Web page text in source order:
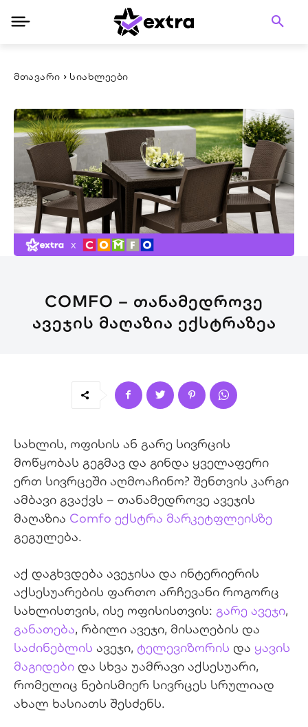
ᲛᲗᲐᲕᲐᲠᲘ ᲡᲘᲐᲮᲚᲔᲔᲑᲘ
COMFO – ᲗᲐᲜᲐᲛᲔᲓᲠᲝᲕᲔ
ᲐᲕᲔᲯᲘᲡ ᲛᲐᲦᲐᲖᲘᲐ ᲔᲥᲡᲢᲠᲐᲖᲔᲐ
სახლის, ოფისის ან გარე სივრცის
მოწყობას გეგმავ და გინდა ყველაფერი
ერთ სივრცეში აღმოაჩინო? შენთვის კარგი
ამბავი გვაქვს – თანამედროვე ავეჯის
მაღაზია Comfo ექსტრა მარკეტფლეისზე
გეგულება.
აქ დაგხვდება ავეჯისა და ინტერიერის
აქსესუარების ფართო არჩევანი როგორც
სახლისთვის, ისე ოფისისთვის: გარე ავეჯი,
განათება, რბილი ავეჯი, მისაღების და
საძინებლის ავეჯი, ტელევიზორის და ყავის
მაგიდები და სხვა უამრავი აქსესუარი,
რომელიც ნებისმიერ სივრცეს სრულიად
ახალ ხასიათს შესძენს.